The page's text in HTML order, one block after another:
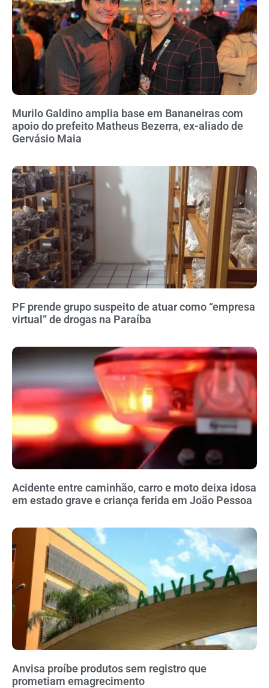
Murilo Galdino amplia base em Bananeiras com
apoio do prefeito Matheus Bezerra, ex-aliado de
Gervásio Maia
PF prende grupo suspeito de atuar como “empresa
virtual” de drogas na Paraíba
Acidente entre caminhão, carro e moto deixa idosa
em estado grave e criança ferida em João Pessoa
Anvisa proíbe produtos sem registro que
prometiam emagrecimento